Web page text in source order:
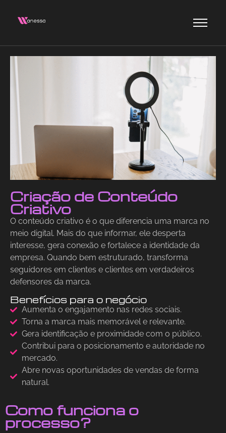
Criação de Conteúdo
Criativo
O conteúdo criativo é o que diferencia uma marca no
meio digital. Mais do que informar, ele desperta
interesse, gera conexão e fortalece a identidade da
empresa. Quando bem estruturado, transforma
seguidores em clientes e clientes em verdadeiros
defensores da marca.
Benefícios para o negócio
Aumenta o engajamento nas redes sociais.
Torna a marca mais memorável e relevante.
Gera identificação e proximidade com o público.
Contribui para o posicionamento e autoridade no
mercado.
Abre novas oportunidades de vendas de forma
natural.
Como funciona o
processo?